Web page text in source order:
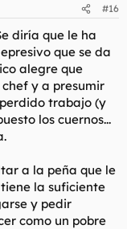
#16
diría que le ha
que se da
alegre que
y a presumir
trabajo (y
los cuernos...
a la peña que le
la suficiente
y pedir
como un pobre